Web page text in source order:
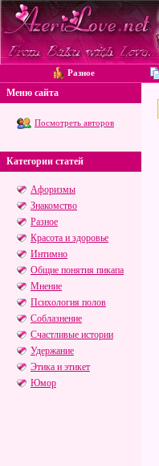
Разное
Меню сайта
Посмотреть авторов
Категории статей
Афоризмы
Знакомство
Разное
Красота и здоровье
Интимно
Общие понятия пикапа
Мнение
Психология полов
Соблазнение
Счастливые истории
Удержание
Этика и этикет
Юмор